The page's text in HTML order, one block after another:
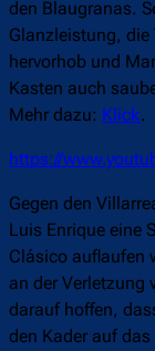
den Blaugranas.
Glanzleistung, die
hervorhob und
Kasten auch
Mehr dazu: Klick.
https://
Gegen den
Luis Enrique eine
Clásico auflaufen
an der Verletzung
darauf hoffen,
den Kader auf